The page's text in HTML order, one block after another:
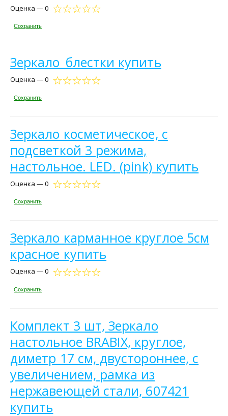
Оценка — 0
Сохранить
Зеркало_блестки купить
Оценка — 0
Сохранить
Зеркало косметическое, с
подсветкой 3 режима,
настольное. LED. (pink) купить
Оценка — 0
Сохранить
Зеркало карманное круглое 5см
красное купить
Оценка — 0
Сохранить
Комплект 3 шт, Зеркало
настольное BRABIX, круглое,
диметр 17 см, двустороннее, с
увеличением, рамка из
нержавеющей стали, 607421
купить